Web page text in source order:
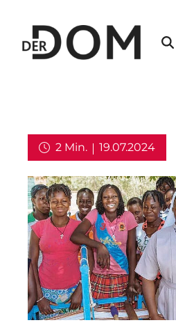
2 Min.
19.07.2024